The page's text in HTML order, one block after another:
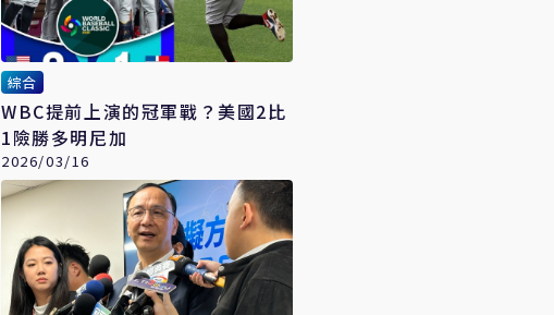
綜合
WBC提前上演的冠軍戰？美國2比
1險勝多明尼加
2026/03/16